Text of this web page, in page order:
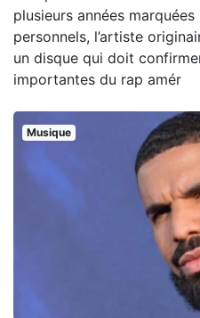
plusieurs années
personnels, l’artiste
un disque qui doit
importantes du rap amér
Musique